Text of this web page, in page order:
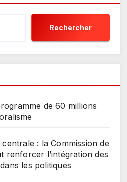
Rechercher
de 60 millions
centrale : la Commission de
renforcer l’intégration des
les politiques